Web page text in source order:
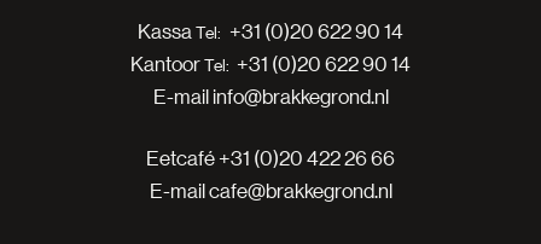
Kassa
+31 (0)20 622 90 14
Kantoor
+31 (0)20 622 90 14
E-mailinfo@brakkegrond.nl
Eetcafé+31 (0)20 422 26 66
E-mailcafe@brakkegrond.nl